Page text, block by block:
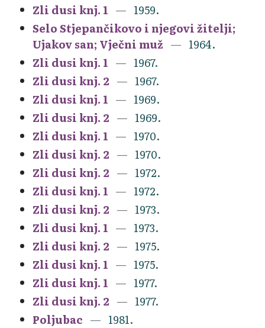
Zli dusi knj. 1
1959.
Selo Stjepančikovo i njegovi žitelji;
Ujakov san; Vječni muž
1964.
Zli dusi knj. 1
1967.
Zli dusi knj. 2
1967.
Zli dusi knj. 1
1969.
Zli dusi knj. 2
1969.
Zli dusi knj. 1
1970.
Zli dusi knj. 2
1970.
Zli dusi knj. 2
1972.
Zli dusi knj. 1
1972.
Zli dusi knj. 2
1973.
Zli dusi knj. 1
1973.
Zli dusi knj. 2
1975.
Zli dusi knj. 1
1975.
Zli dusi knj. 1
1977.
Zli dusi knj. 2
1977.
Poljubac
1981.